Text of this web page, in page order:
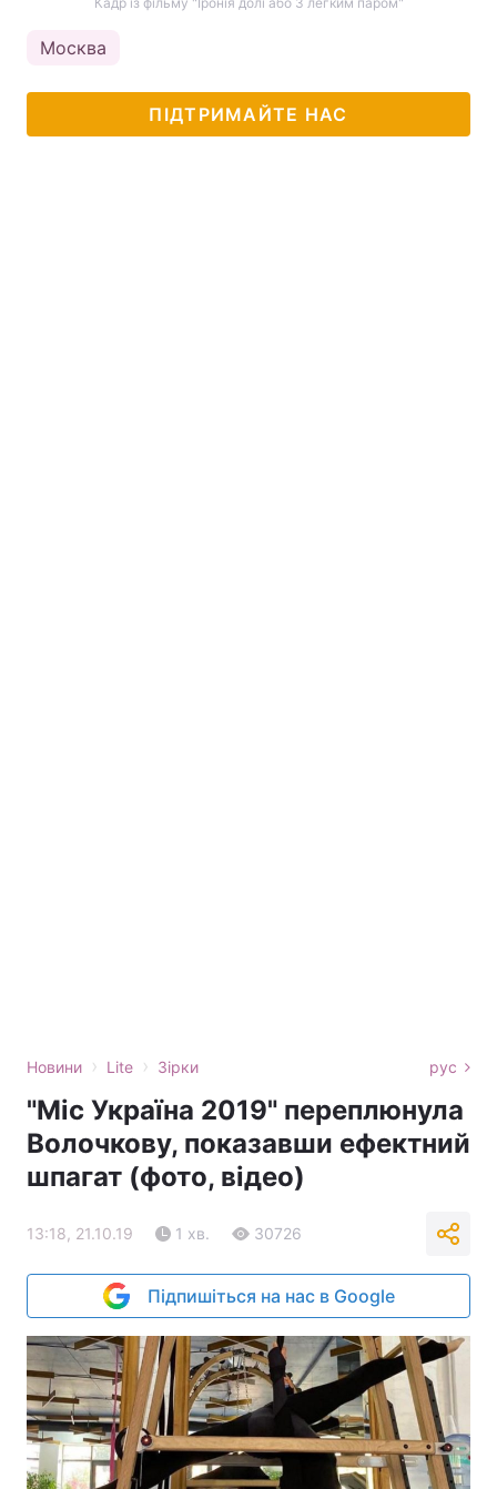
Москва
ПІДТРИМАЙТЕ НАС
Новини › Lite › Зірки рус
"Міс Україна 2019" переплюнула
Волочкову, показавши ефектний
шпагат (фото, відео)
13:18, 21.10.19 1 хв. 30726
Підпишіться на нас в Google